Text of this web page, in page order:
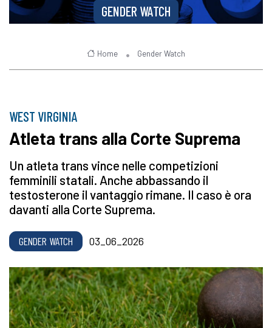
GENDER WATCH
Home Gender Watch
WEST VIRGINIA
Atleta trans alla Corte Suprema
Un atleta trans vince nelle competizioni
femminili statali. Anche abbassando il
testosterone il vantaggio rimane. Il caso è ora
davanti alla Corte Suprema.
GENDER WATCH 03_06_2026